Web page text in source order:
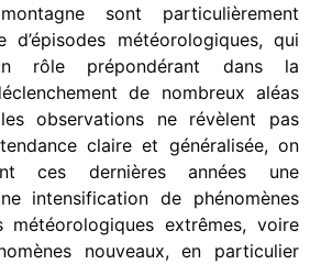
sont particulièrement
météorologiques, qui
rôle prépondérant dans la
de nombreux aléas
observations ne révèlent pas
claire et généralisée, on
ces dernières années une
intensification de phénomènes
extrêmes, voire
nouveaux, en particulier